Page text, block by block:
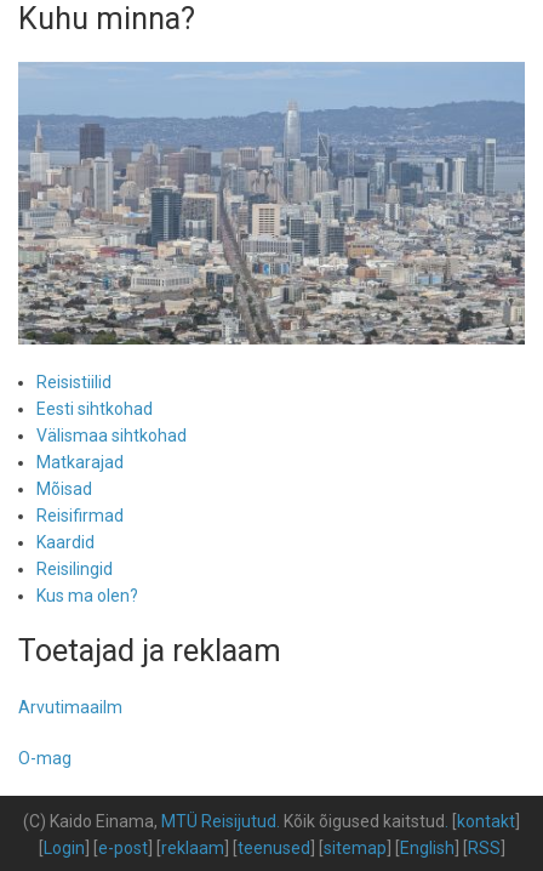
Kuhu minna?
Reisistiilid
Eesti sihtkohad
Välismaa sihtkohad
Matkarajad
Mõisad
Reisifirmad
Kaardid
Reisilingid
Kus ma olen?
Toetajad ja reklaam
Arvutimaailm
O-mag
(C) Kaido Einama, MTÜ Reisijutud Kõik õigused kaitstud kontakt
Login e-post] [ reklaam teenused sitemap English RSS